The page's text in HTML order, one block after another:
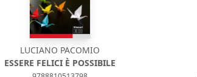
LUCIANO PACOMIO
ESSERE FELICI È POSSIBILE